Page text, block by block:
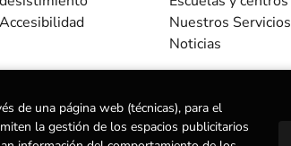
Accesibilidad
Nuestros Servicios
Noticias
de una página web (técnicas), para el
la gestión de los espacios publicitarios